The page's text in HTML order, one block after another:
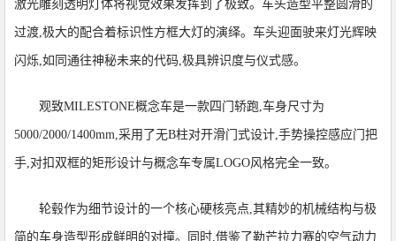
激光雕刻透明灯体将视觉效果发挥到了极致。车头造型平整圆滑的
过渡,极大的配合着标识性方框大灯的演绎。车头迎面驶来灯光辉映
闪烁,如同通往神秘未来的代码,极具辨识度与仪式感。
观致MILESTONE概念车是一款四门轿跑,车身尺寸为
5000/2000/1400mm,采用了无B柱对开滑门式设计,手势操控感应门把
手,对扣双框的矩形设计与概念车专属LOGO风格完全一致。
轮毂作为细节设计的一个核心硬核亮点,其精妙的机械结构与极
简的车身造型形成鲜明的对撞。同时,借鉴了勒芒拉力赛的空气动力